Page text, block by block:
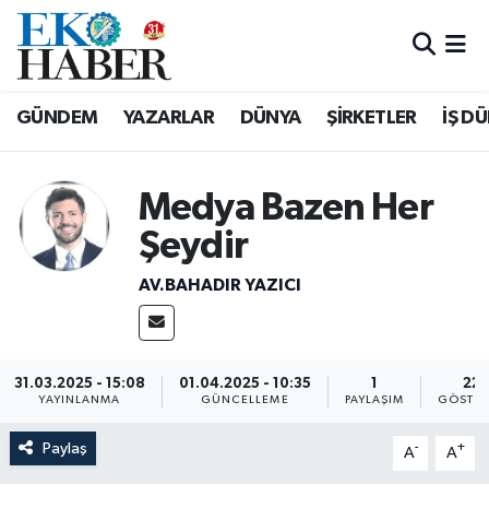
GÜNDEM YAZARLAR DÜNYA ŞİRKETLER İŞ
Medya Bazen Her
Şeydir
AV.BAHADIR YAZICI
31.03.2025 - 15:08
YAYINLANMA
01.04.2025 - 10:35
GÜNCELLEME
1
PAYLAŞIM
22
Paylaş A- A+
Hava Durumu
Süper Lig Puan Durumu ve Fikstür
Tüm Manşetler
Son Dakika Haberleri